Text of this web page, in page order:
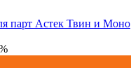
парт Астек Твин и Моно